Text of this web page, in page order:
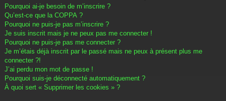
Pourquoi ai-je besoin de m’inscrire ?
Qu’est-ce que la COPPA ?
Pourquoi ne puis-je pas m’inscrire ?
Je suis inscrit mais je ne peux pas me connecter !
Pourquoi ne puis-je pas me connecter ?
Je m’étais déjà inscrit par le passé mais ne peux à présent plus me
connecter ?!
J’ai perdu mon mot de passe !
Pourquoi suis-je déconnecté automatiquement ?
À quoi sert « Supprimer les cookies » ?